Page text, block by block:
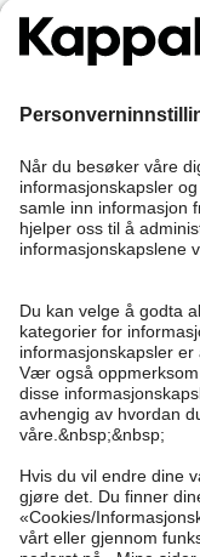
Bli medlem
Kundeservice
Vanlige spørsmål
Bestilling
Kontakt oss
Finn butikk
Kappahl Club
Logg inn
Kappahl Club
Medlemsvilkår
Om oss
Bærekraft
Vilkår & retningslinjer
Kjøpsvilkår
Mer fra oss